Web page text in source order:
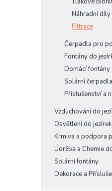
Náhradní díly
Filtrace
Čerpadla pro
Fontány do
Domácí fontány
Solární
Příslušenství a
Vzduchování do
Osvětlení do jezírek
Krmiva a podpora
Údržba a Chemie
Solární fontány
Dekorace a